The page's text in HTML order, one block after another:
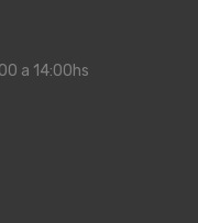
a 14:00hs